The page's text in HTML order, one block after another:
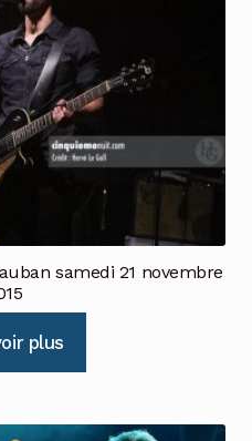
samedi 21 novembre
plus